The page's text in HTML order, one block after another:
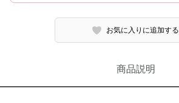
お気に入りに追加する
商品説明